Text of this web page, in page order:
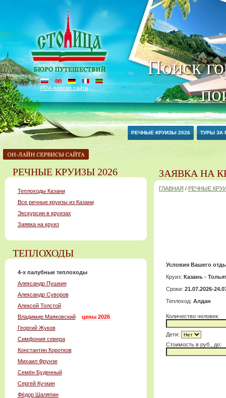
Поиск
PDA-версия сайта
РЕЧНЫЕ КРУИЗЫ 2026 ТУРЫ ЗА
РЕЧНЫЕ КРУИЗЫ 2026
Теплоходы Казани
Все речные круизы из Казани
Экскурсии в круизах
Заявка на круиз
ТЕПЛОХОДЫ
4-x палубные теплоходы
Александр Пушкин
Александр Суворов
Алексей Толстой
Владимир Маяковский
цены 2026
Георгий Жуков
Симфония севера
Константин Коротков
Михаил Фрунзе
Семён Буденный
Сергей Кучкин
Фёдор Шаляпин
ЗАЯВКА НА
ГЛАВНАЯ / РЕЧНЫЕ
Условия Вашего
Круиз: Казань -
Сроки: 21.07.2026-
Теплоход: Алдан
Количество человек:
Дети:
Cтоимость в руб., до: